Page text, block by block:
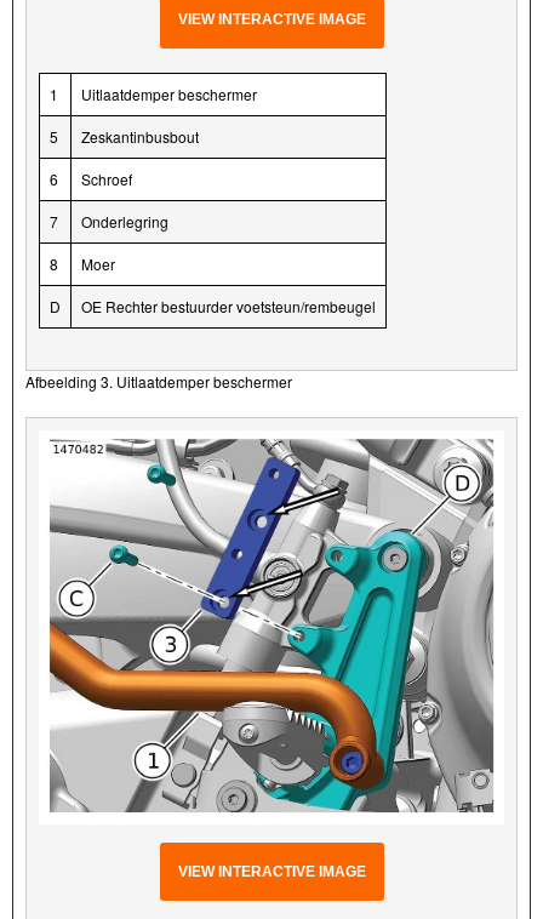
VIEW INTERACTIVE IMAGE
1 Uitlaatdemper beschermer
5 Zeskantinbusbout
6 Schroef
7 Onderlegring
8 Moer
D OE Rechter bestuurder voetsteun/rembeugel
Afbeelding 3. Uitlaatdemper beschermer
VIEW INTERACTIVE IMAGE